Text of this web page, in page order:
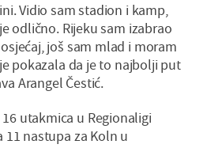
Vidio sam stadion i kamp,
odlično. Rijeku sam izabrao
još sam mlad i moram
pokazala da je to najbolji put
Arangel Čestić.
utakmica u Regionaligi
11 nastupa za Koln u